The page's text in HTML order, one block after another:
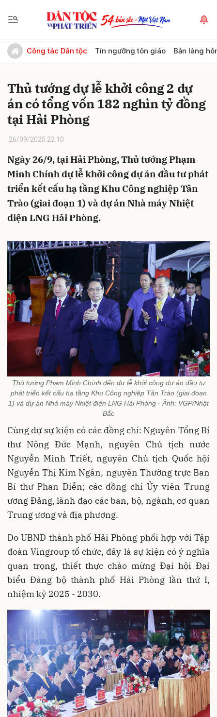
Công tác Dân tộc Tín ngưỡng tôn giáo Bản làng
Thủ tướng dự lễ khởi công 2 dự
án có tổng vốn 182 nghìn tỷ đồng
tại Hải Phòng
26/09/2025 22:10
Ngày 26/9, tại Hải Phòng, Thủ tướng Phạm
Minh Chính dự lễ khởi công dự án đầu tư phát
triển kết cấu hạ tầng Khu Công nghiệp Tân
Trào (giai đoạn 1) và dự án Nhà máy Nhiệt
điện LNG Hải Phòng.
Thủ tướng Phạm Minh Chính đến dự lễ khởi công dự án đầu tư
phát triển kết cấu hạ tầng Khu Công nghiệp Tân Trào (giai đoạn
1) và dự án Nhà máy Nhiệt điện LNG Hải Phòng - Ảnh: VGP/Nhật
Bắc
Cùng dự sự kiện có các đồng chí: Nguyên Tổng Bí
thư Nông Đức Mạnh, nguyên Chủ tịch nước
Nguyễn Minh Triết, nguyên Chủ tịch Quốc hội
Nguyễn Thị Kim Ngân, nguyên Thường trực Ban
Bí thư Phan Diễn; các đồng chí Ủy viên Trung
ương Đảng, lãnh đạo các ban, bộ, ngành, cơ quan
Trung ương và địa phương.
Do UBND thành phố Hải Phòng phối hợp với Tập
đoàn Vingroup tổ chức, đây là sự kiện có ý nghĩa
quan trọng, thiết thực chào mừng Đại hội Đại
biểu Đảng bộ thành phố Hải Phòng lần thứ I,
nhiệm kỳ 2025 - 2030.
Gửi bình luận